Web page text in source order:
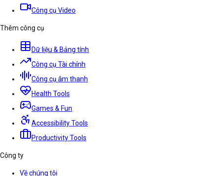
Công cụ Video
Thêm công cụ
Dữ liệu & Bảng tính
Công cụ Tài chính
Công cụ âm thanh
Health Tools
Games & Fun
Accessibility Tools
Productivity Tools
Công ty
Về chúng tôi